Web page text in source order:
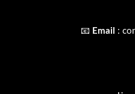
📧 Email :